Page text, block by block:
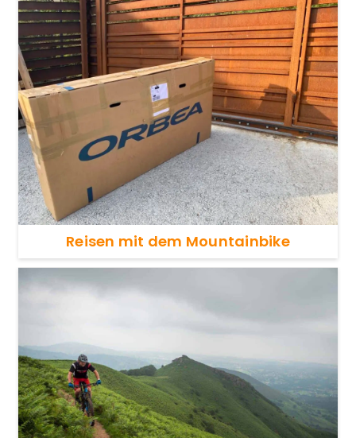
Reisen mit dem Mountainbike